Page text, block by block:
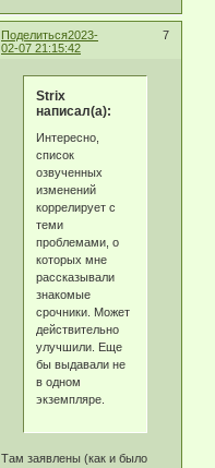
Поделиться 7
2023-
02-07 21:15:42
Strix
написал(а):
Интересно,
список
озвученных
изменений
коррелирует с
теми
проблемами, о
которых мне
рассказывали
знакомые
срочники. Может
действительно
улучшили. Еще
бы выдавали не
в одном
экземпляре.
Там заявлены (как и было